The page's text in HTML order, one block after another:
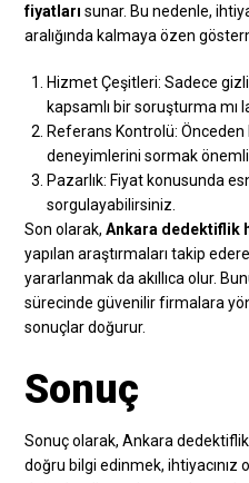
fiyatları sunar. Bu nedenle,
aralığında kalmaya özen
Hizmet Çeşitleri: Sadece
kapsamlı bir soruşturma mı
Referans Kontrolü:
deneyimlerini sormak
Pazarlık: Fiyat konusunda
sorgulayabilirsiniz.
Son olarak,Ankara dedektiflik
yapılan araştırmaları takip
yararlanmak da akıllıca olur.
sürecinde güvenilir firmalara
sonuçlar doğurur.
Sonuç
Sonuç olarak, Ankara
doğru bilgi edinmek, ihtiyacınız